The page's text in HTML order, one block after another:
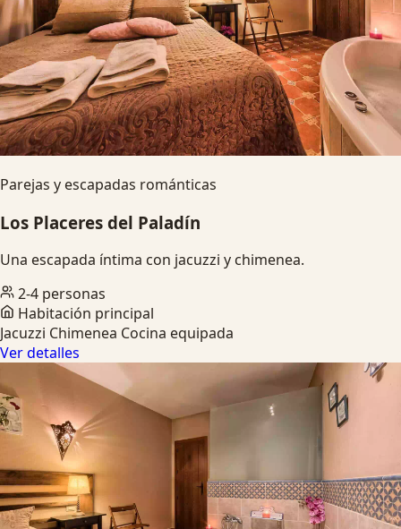
Parejas y escapadas románticas
Los Placeres del Paladín
Una escapada íntima con jacuzzi y chimenea.
2-4 personas
Habitación principal
Jacuzzi Chimenea Cocina equipada
Ver detalles